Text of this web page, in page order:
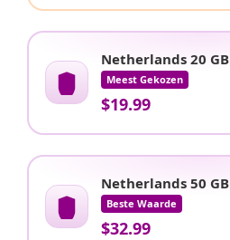
Netherlands 20 GB
Meest Gekozen
$19.99
Netherlands 50 GB
Beste Waarde
$32.99